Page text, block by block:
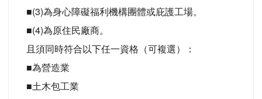
■(3)為身心障礙福利機構團體或庇護工場。
■(4)為原住民廠商。
且須同時符合以下任一資格（可複選）：
■為營造業
■土木包工業